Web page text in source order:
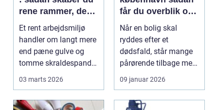
rene rammer, der
kan mærkes på
bundlinjen
Et rent arbejdsmiljø
handler om langt mere
end pæne gulve og
tomme skraldespande.
Reng&...
03 marts 2026
får du overblik og
professionel hjælp
Når en bolig skal
ryddes efter et
dødsfald, står mange
pårørende tilbage med
en stor praktisk
opgave...
09 januar 2026